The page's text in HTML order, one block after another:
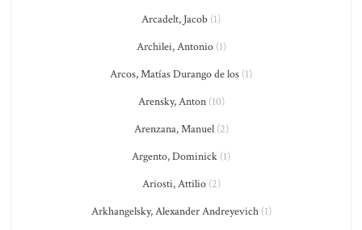
Arcadelt, Jacob (1)
Archilei, Antonio(1)
Arcos, Matías Durango de los (1)
Arensky, Anton(10)
Arenzana, Manuel(2)
Argento, Dominick (1)
Ariosti, Attilio(2)
Arkhangelsky, Alexander Andreyevich(1)